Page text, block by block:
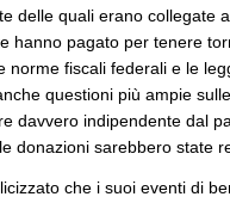
delle quali erano collegate
hanno pagato per tenere
norme fiscali federali e le
questioni più ampie
davvero indipendente dal
donazioni sarebbero state
che i suoi eventi di